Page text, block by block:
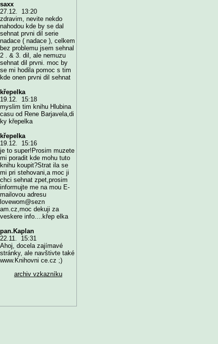
saxx
27.12. 13:20
zdravim, nevite nekdo
nahodou kde by se dal
sehnat prvni dil serie
nadace ( nadace ), celkem
bez problemu jsem sehnal
2 . & 3. dil, ale nemuzu
sehnat dil prvni. moc by
se mi hodila pomoc s tim
kde onen prvni dil sehnat
křepelka
19.12. 15:18
myslim tim knihu Hlubina
casu od Rene Barjavela,di
ky křepelka
křepelka
19.12. 15:16
je to super!Prosim muzete
mi poradit kde mohu tuto
knihu koupit?Strat ila se
mi pri stehovani,a moc ji
chci sehnat zpet,prosim
informujte me na mou E-
mailovou adresu
lovewom@sezn
am.cz,moc dekuji za
veskere info....křep elka
pan.Kaplan
22.11. 15:31
Ahoj, docela zajímavé
stránky, ale navštivte také
www.Knihovni ce.cz ;)
archiv vzkazníku